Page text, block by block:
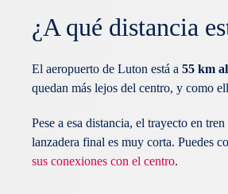
¿A qué distancia
El aeropuerto de Luton está a 55 km
quedan más lejos del centro, y como
Pese a esa distancia, el trayecto en
lanzadera final es muy corta. Puedes
sus conexiones con el centro.